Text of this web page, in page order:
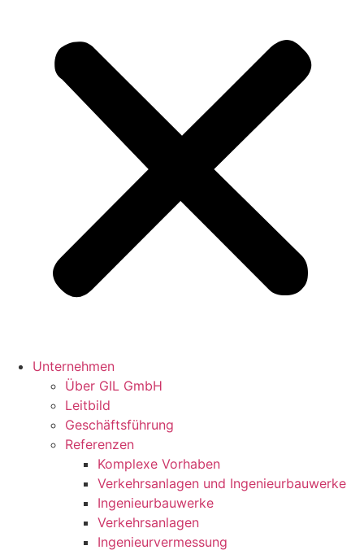
Unternehmen
Über GIL GmbH
Leitbild
Geschäftsführung
Referenzen
Komplexe Vorhaben
Verkehrsanlagen und Ingenieurbauwerke
Ingenieurbauwerke
Verkehrsanlagen
Ingenieur­vermessung